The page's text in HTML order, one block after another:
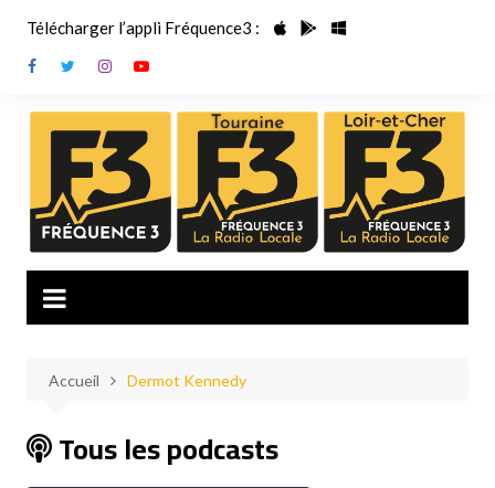
contenu
Télécharger l’appli Fréquence3 :
Accueil Dermot Kennedy
Tous les podcasts